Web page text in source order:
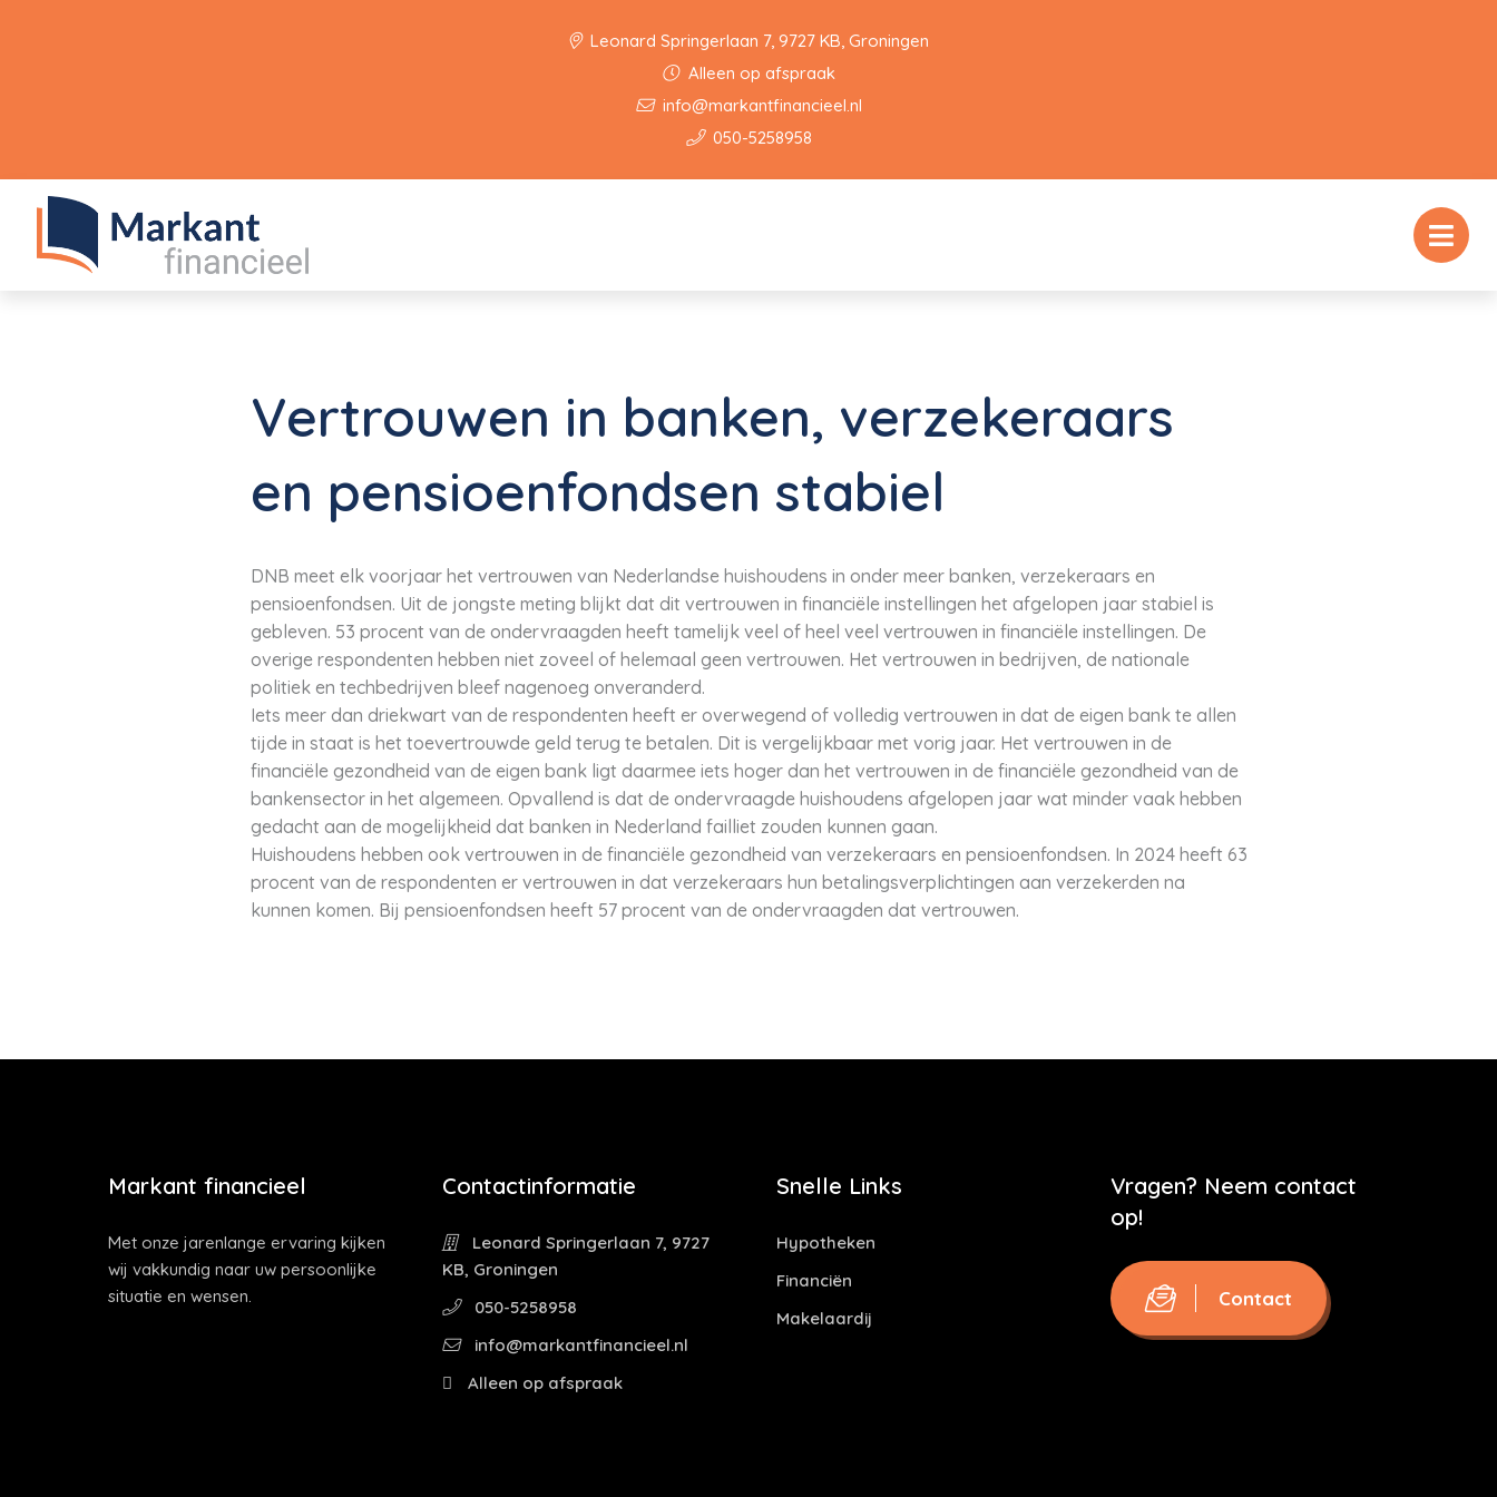
Leonard Springerlaan 7, 9727 KB, Groningen
Alleen op afspraak
info@markantfinancieel.nl
050-5258958
Vertrouwen in banken, verzekeraars
en pensioenfondsen stabiel
DNB meet elk voorjaar het vertrouwen van Nederlandse huishoudens in onder meer banken, verzekeraars en
pensioenfondsen. Uit de jongste meting blijkt dat dit vertrouwen in financiële instellingen het afgelopen jaar stabiel is
gebleven. 53 procent van de ondervraagden heeft tamelijk veel of heel veel vertrouwen in financiële instellingen. De
overige respondenten hebben niet zoveel of helemaal geen vertrouwen. Het vertrouwen in bedrijven, de nationale
politiek en techbedrijven bleef nagenoeg onveranderd.
Iets meer dan driekwart van de respondenten heeft er overwegend of volledig vertrouwen in dat de eigen bank te allen
tijde in staat is het toevertrouwde geld terug te betalen. Dit is vergelijkbaar met vorig jaar. Het vertrouwen in de
financiële gezondheid van de eigen bank ligt daarmee iets hoger dan het vertrouwen in de financiële gezondheid van de
bankensector in het algemeen. Opvallend is dat de ondervraagde huishoudens afgelopen jaar wat minder vaak hebben
gedacht aan de mogelijkheid dat banken in Nederland failliet zouden kunnen gaan.
Huishoudens hebben ook vertrouwen in de financiële gezondheid van verzekeraars en pensioenfondsen. In 2024 heeft 63
procent van de respondenten er vertrouwen in dat verzekeraars hun betalingsverplichtingen aan verzekerden na
kunnen komen. Bij pensioenfondsen heeft 57 procent van de ondervraagden dat vertrouwen.
Markant financieel
Met onze jarenlange ervaring kijken
wij vakkundig naar uw persoonlijke
situatie en wensen.
Contactinformatie
Leonard Springerlaan 7, 9727
KB, Groningen
050-5258958
info@markantfinancieel.nl
Alleen op afspraak
Snelle Links
Hypotheken
Financiën
Makelaardij
Vragen? Neem contact
op!
Contact